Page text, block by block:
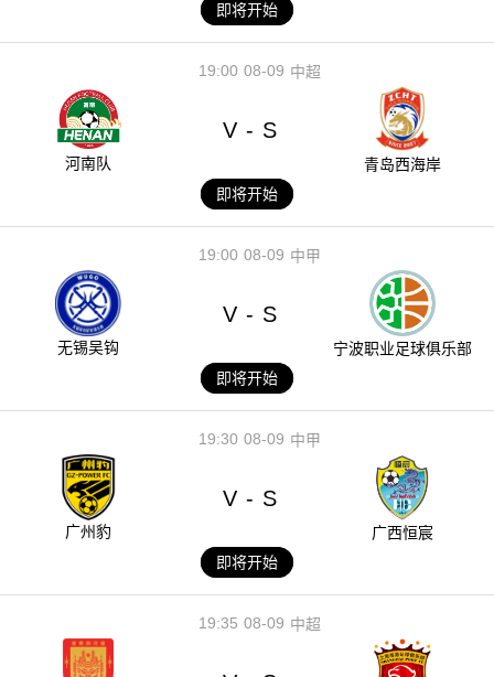
即将开始
08-09
19:00 中超
河南队
V - S
青岛西海岸
即将开始
08-09
19:00 中甲
无锡吴钩
V - S
宁波职业足球俱乐部
即将开始
08-09
19:30 中甲
广州豹
V - S
广西恒宸
即将开始
08-09
19:35 中超